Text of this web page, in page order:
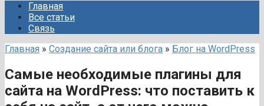
Главная
Все статьи
Связь
Главная » Создание сайта или блога » Блог на WordPress
Самые необходимые плагины для
сайта на WordPress: что поставить к